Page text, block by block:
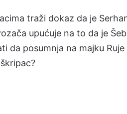
traži dokaz da je
upućuje na to da je
da posumnja na majku